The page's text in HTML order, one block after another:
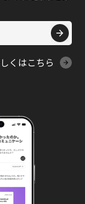
くはこちら